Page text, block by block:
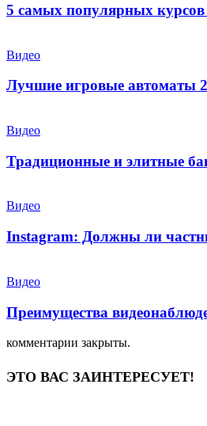
5 самых популярных
Видео
Лучшие игровые автоматы
Видео
Традиционные и элитные
Видео
Instagram: Должны ли
Видео
Преимущества
комментарии закрыты.
ЭТО ВАС ЗАИНТЕРЕСУЕТ!